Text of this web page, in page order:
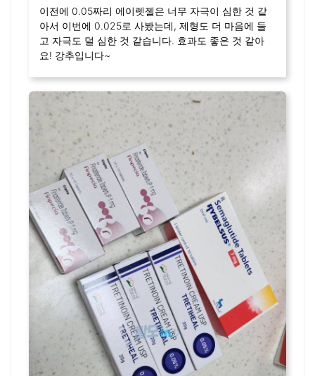
이전에 0.05짜리 에이렛젤은 너무 자극이 심한 것 같
아서 이번에 0.025로 사봤는데, 제형도 더 마음에 들
고 자극도 덜 심한 것 같습니다. 효과도 좋은 것 같아
요! 강추입니다~